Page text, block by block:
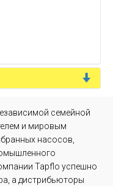
семейной
и мировым
насосов,
Tapflo успешно
а дистрибьюторы